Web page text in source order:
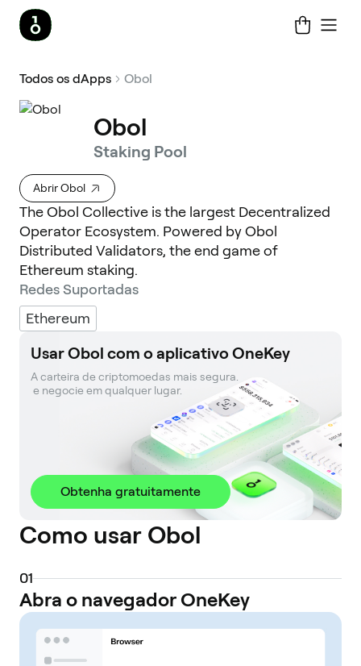
Todos os dApps Obol
Obol
Staking Pool
Abrir Obol
The Obol Collective is the largest Decentralized
Operator Ecosystem. Powered by Obol
Distributed Validators, the end game of
Ethereum staking.
Redes Suportadas
Ethereum
Usar Obol com o aplicativo OneKey
A carteira de criptomoedas mais segura.
e negocie em qualquer lugar.
Obtenha gratuitamente
Como usar Obol
01
Abra o navegador OneKey